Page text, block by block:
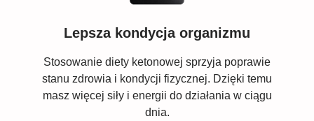
Lepsza kondycja organizmu
Stosowanie diety ketonowej sprzyja poprawie
stanu zdrowia i kondycji fizycznej. Dzięki temu
masz więcej siły i energii do działania w ciągu
dnia.